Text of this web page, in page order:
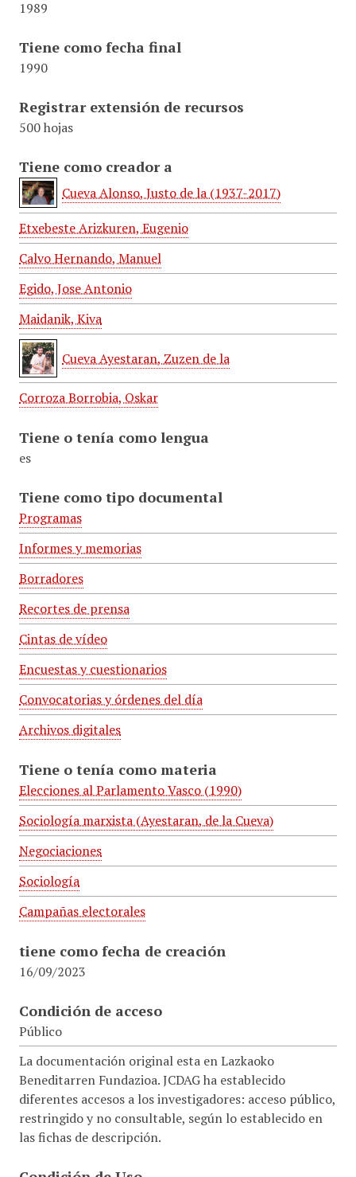
1989
Tiene como fecha final
1990
Registrar extensión de recursos
500 hojas
Tiene como creador a
Cueva Alonso, Justo de la (1937-2017)
Etxebeste Arizkuren, Eugenio
Calvo Hernando, Manuel
Egido, Jose Antonio
Maidanik, Kiva
Cueva Ayestaran, Zuzen de la
Corroza Borrobia, Oskar
Tiene o tenía como lengua
es
Tiene como tipo documental
Programas
Informes y memorias
Borradores
Recortes de prensa
Cintas de vídeo
Encuestas y cuestionarios
Convocatorias y órdenes del día
Archivos digitales
Tiene o tenía como materia
Elecciones al Parlamento Vasco (1990)
Sociología marxista (Ayestaran, de la Cueva)
Negociaciones
Sociología
Campañas electorales
tiene como fecha de creación
16/09/2023
Condición de acceso
Público
La documentación original esta en Lazkaoko
Beneditarren Fundazioa. JCDAG ha establecido
diferentes accesos a los investigadores: acceso público,
restringido y no consultable, según lo establecido en
las fichas de descripción.